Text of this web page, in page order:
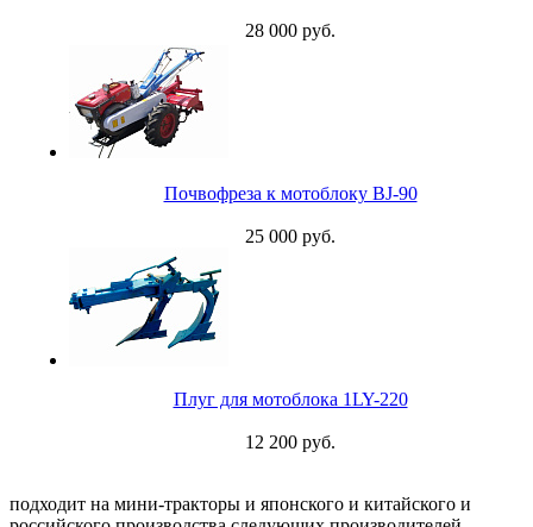
28 000 руб.
Почвофреза к мотоблоку BJ-90
25 000 руб.
Плуг для мотоблока 1LY-220
12 200 руб.
подходит на мини-тракторы и японского и китайского и